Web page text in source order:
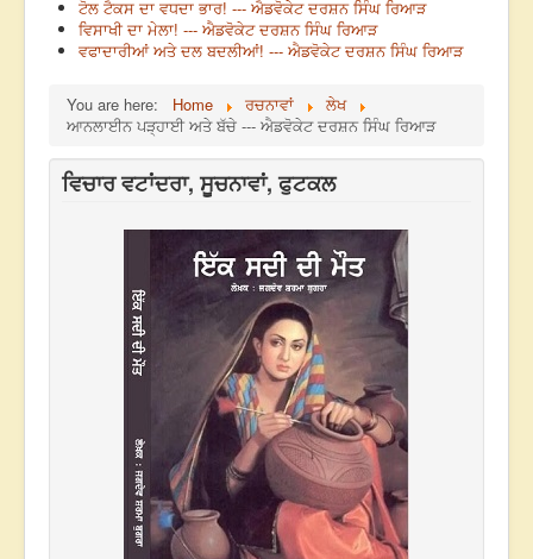
ਟੋਲ ਟੈਕਸ ਦਾ ਵਧਦਾ ਭਾਰ! --- ਐਡਵੋਕੇਟ ਦਰਸ਼ਨ ਸਿੰਘ ਰਿਆੜ
ਵਿਸਾਖੀ ਦਾ ਮੇਲਾ! --- ਐਡਵੋਕੇਟ ਦਰਸ਼ਨ ਸਿੰਘ ਰਿਆੜ
ਵਫਾਦਾਰੀਆਂ ਅਤੇ ਦਲ ਬਦਲੀਆਂ! --- ਐਡਵੋਕੇਟ ਦਰਸ਼ਨ ਸਿੰਘ ਰਿਆੜ
You are here: Home ਰਚਨਾਵਾਂ
ਲੇਖ
ਆਨਲਾਈਨ ਪੜ੍ਹਾਈ ਅਤੇ ਬੱਚੇ --- ਐਡਵੋਕੇਟ ਦਰਸ਼ਨ ਸਿੰਘ ਰਿਆੜ
ਵਿਚਾਰ ਵਟਾਂਦਰਾ, ਸੂਚਨਾਵਾਂ, ਫੁਟਕਲ